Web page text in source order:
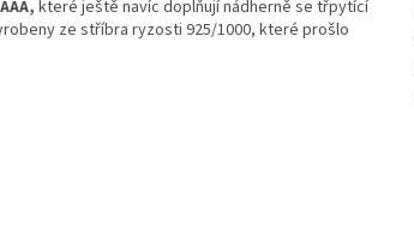
které ještě navíc doplňují nádherně se třpytící
ze stříbra ryzosti 925/1000, které prošlo